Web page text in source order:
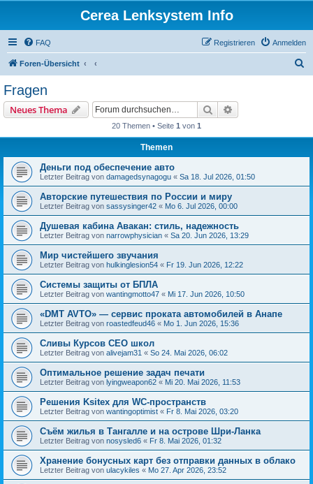
Cerea Lenksystem Info
FAQ Anmelden
Registrieren
Foren-Übersicht
Fragen
Neues Thema Suche
20 Themen • Seite 1 von 1
Themen
Деньги под обеспечение авто
Letzter Beitrag von damagedsynagogu « Sa 18. Jul 2026, 01:50
Авторские путешествия по России и миру
Letzter Beitrag von sassysinger42 « Mo 6. Jul 2026, 00:00
Душевая кабина Авакан: стиль, надежность
Letzter Beitrag von narrowphysician « Sa 20. Jun 2026, 13:29
Мир чистейшего звучания
Letzter Beitrag von hulkinglesion54 « Fr 19. Jun 2026, 12:22
Системы защиты от БПЛА
Letzter Beitrag von wantingmotto47 « Mi 17. Jun 2026, 10:50
«DMT AVTO» — сервис проката автомобилей в Анапе
Letzter Beitrag von roastedfeud46 « Mo 1. Jun 2026, 15:36
Сливы Курсов СЕО школ
Letzter Beitrag von alivejam31 « So 24. Mai 2026, 06:02
Оптимальное решение задач печати
Letzter Beitrag von lyingweapon62 « Mi 20. Mai 2026, 11:53
Решения Ksitex для WC-пространств
Letzter Beitrag von wantingoptimist « Fr 8. Mai 2026, 03:20
Съём жилья в Тангалле и на острове Шри-Ланка
Letzter Beitrag von nosysled6 « Fr 8. Mai 2026, 01:32
Хранение бонусных карт без отправки данных в облако
Letzter Beitrag von ulacykiles « Mo 27. Apr 2026, 23:52